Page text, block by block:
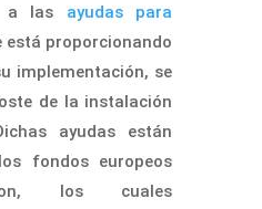
a las ayudas para
está proporcionando
implementación, se
de la instalación
ayudas están
fondos europeos
los cuales